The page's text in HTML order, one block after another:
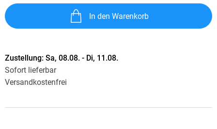
In den Warenkorb
Zustellung: Sa, 08.08. - Di, 11.08.
Sofort lieferbar
Versandkostenfrei